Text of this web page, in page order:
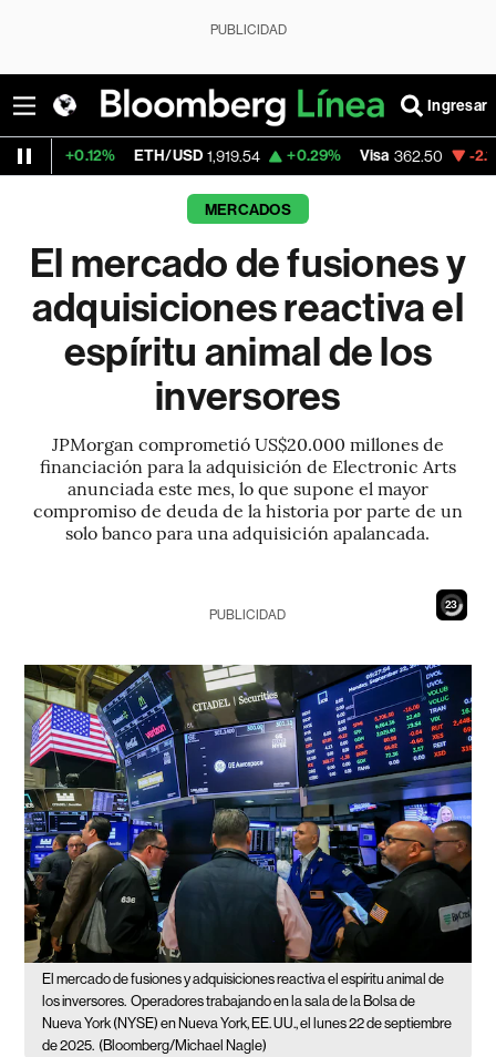
PUBLICIDAD
Ingresar
ETH/USD 1,919.54 +0.29% Visa 362.50 -2.15%
MERCADOS
El mercado de fusiones y
adquisiciones reactiva el
espíritu animal de los
inversores
JPMorgan comprometió US$20.000 millones de
financiación para la adquisición de Electronic Arts
anunciada este mes, lo que supone el mayor
compromiso de deuda de la historia por parte de un
solo banco para una adquisición apalancada.
21
PUBLICIDAD
El mercado de fusiones y adquisiciones reactiva el espíritu animal de
los inversores. Operadores trabajando en la sala de la Bolsa de
Nueva York (NYSE) en Nueva York, EE. UU., el lunes 22 de septiembre
de 2025. (Bloomberg/Michael Nagle)